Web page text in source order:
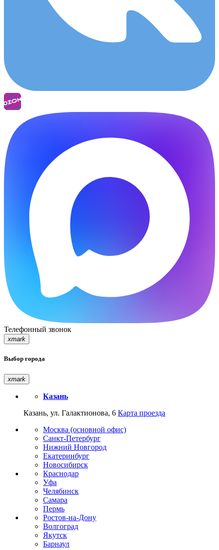
Телефонный звонок
xmark
Выбор города
xmark
Казань
Казань, ул. Галактионова, 6 Карта проезда
Москва (основной офис)
Санкт-Петербург
Нижний Новгород
Екатеринбург
Новосибирск
Краснодар
Уфа
Челябинск
Самара
Пермь
Ростов-на-Дону
Волгоград
Якутск
Барнаул